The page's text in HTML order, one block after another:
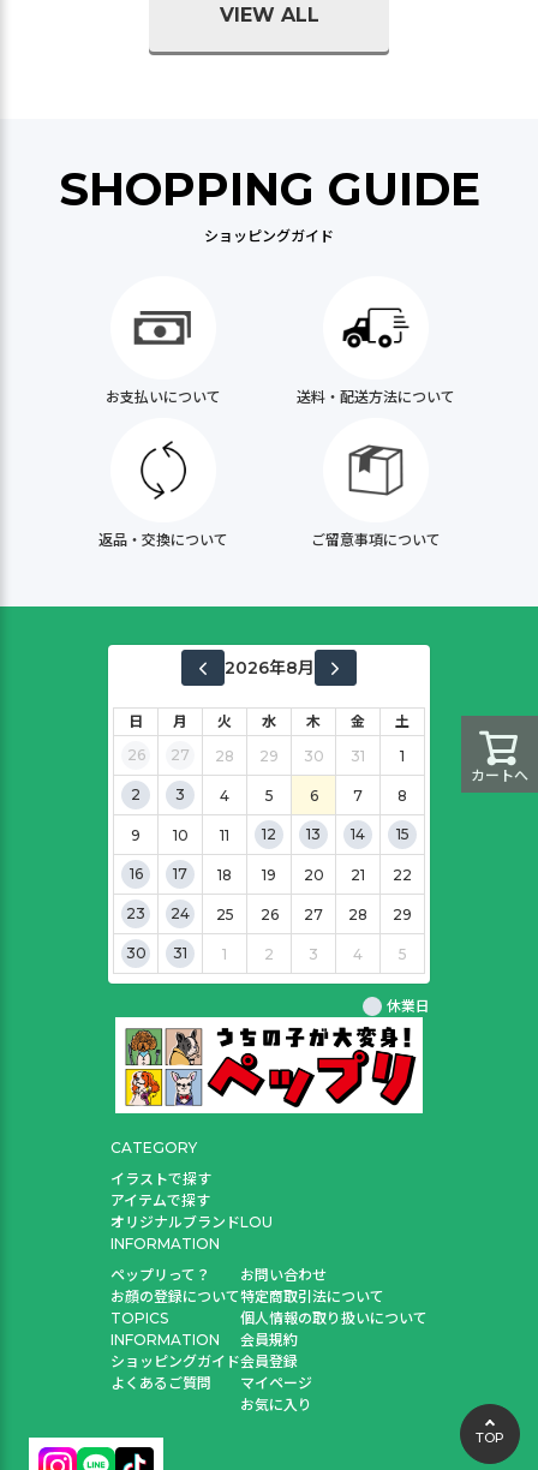
カートへ
VIEW ALL
SHOPPING GUIDE
ショッピングガイド
お支払いについて 送料・配送方法について
返品・交換について ご留意事項について
2026年8月
日 月 火 水 木 金
土
26
27 28 29 30 31 1
2 3 4 5 6 7 8
9 10 11 12 13 14 15
16 17 18 19 20 21 22
23 24 25 26 27 28 29
30 31 1 2 3 4 5
休業日
CATEGORY
イラストで探す
アイテムで探す
オリジナルブランドLOU
INFORMATION
ペップリって？
お顔の登録について
TOPICS
INFORMATION
ショッピングガイド
よくあるご質問
お問い合わせ
特定商取引法について
個人情報の取り扱いについて
会員規約
会員登録
マイページ
お気に入り
TOP